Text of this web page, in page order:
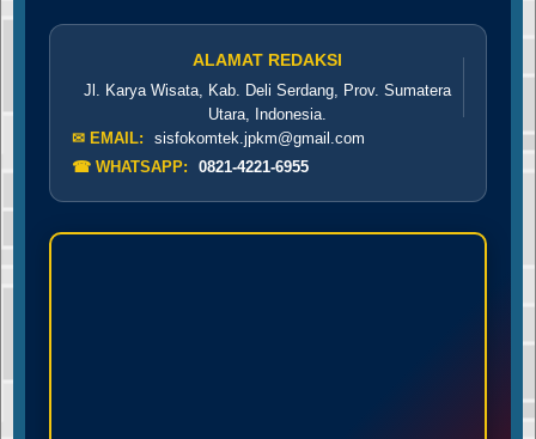
ALAMAT REDAKSI
Jl. Karya Wisata, Kab. Deli Serdang, Prov. Sumatera
Utara, Indonesia.
✉ EMAIL:
sisfokomtek.jpkm@gmail.com
☎ WHATSAPP:
0821-4221-6955